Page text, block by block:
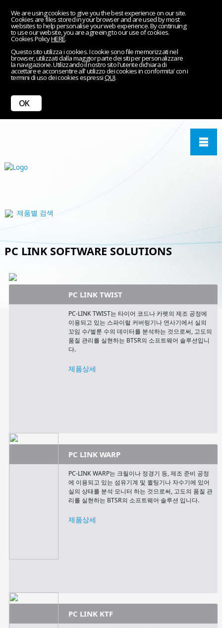
We are using cookies to give you the best experience on our site.
Cookies are files stored in your browser and are used by most
websites to help personalise your web experience. By continuing
to use our website, you are agreeing to our use of cookies.
Cookies PolicyHERE.
Questo sito utilizza i cookies. I cookie sono file memorizzati nel
browser, utilizzati dalla maggior parte dei siti per personalizzare
la navigazione. Utilizzando il nostro sito l'utente dichiara di
accettare e acconsentire all' utilizzo dei cookies in conformita' con i
termini di uso dei cookies espressiQUI.
OK
| BTSR-COIL.COM
제품별 검색
KR>제품소개
PC LINK SOFTWARE SOLUTIONS
PC LINK TWIST
PC-LINK TWIST는 타이어 코드나 카펫의 제조 공정에
이용되고 있는 스파이럴 커버링기나 연사기에서 실의
꼬임 수/벌룬 수의 데이터를 분석하는 것으로써, 고도의
품질 관리를 실현하는 BTSR의 소프트웨어 솔루션입니
다.
제품상세
PC LINK WARP
PC-LINK WARP는 크릴이나 정경기 등, 제조 준비 공정
에 이용되고 있는 섬유기계 및 퀼팅기나 자수기에 있어
실의 상태를 분석∙모니터 하는 것으로써, 고도의 품질 관
리를 실현하는 BTSR의 소프트웨어∙솔루션 입니다.
제품상세
PC LINK KTF